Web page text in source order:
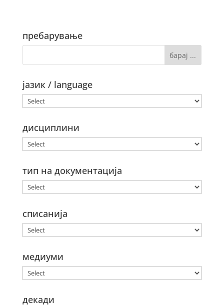
пребарување
јазик / language
дисциплини
тип на документација
списанија
медиуми
декади